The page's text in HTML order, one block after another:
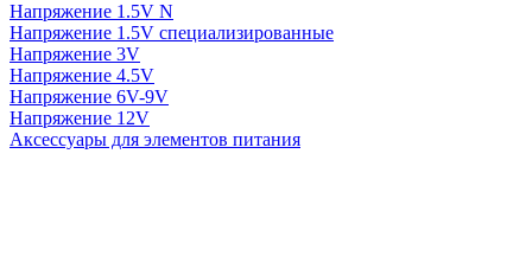
Напряжение 1.5V N
Напряжение 1.5V специализированные
Напряжение 3V
Напряжение 4.5V
Напряжение 6V-9V
Напряжение 12V
Аксессуары для элементов питания